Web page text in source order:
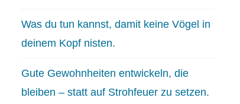
Was du tun kannst, damit keine Vögel in
deinem Kopf nisten.
Gute Gewohnheiten entwickeln, die
bleiben – statt auf Strohfeuer zu setzen.